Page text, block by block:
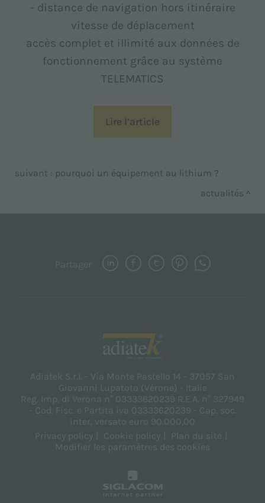
- distance de navigation hors itinéraire
vitesse de déplacement
accès complet et illimité aux données de
fonctionnement grâce au système
TELEMATICS
Lire l’article
suivant : pourquoi un équipement au lithium ?
actualités